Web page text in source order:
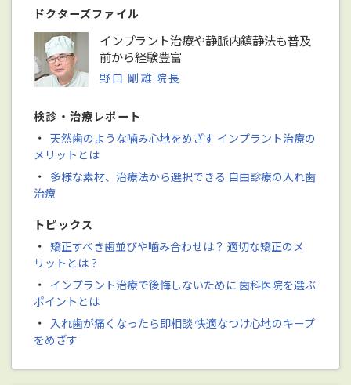
ドクターズファイル
インプラント治療や静脈内鎮静法も普及
前から経験豊富
野口 剛雄 院長
検診・治療レポート
・ 天然歯のような噛み心地をめざす インプラント治療の
メリットとは
・ 多様な素材、治療法から選択できる 自由診療の入れ歯
治療
トピックス
・ 矯正すべき歯並びや噛み合わせは？ 適切な矯正のメ
リットとは？
・ インプラント治療で後悔しないために 歯科医院を選ぶ
ポイントとは
・
入れ歯が痛くなったら即相談 快適なつけ心地のキープ
をめざす